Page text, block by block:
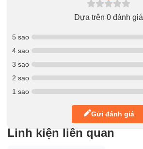
Dựa trên 0 đánh giá
5 sao
4 sao
3 sao
2 sao
1 sao
Gửi đánh giá
Linh kiện liên quan